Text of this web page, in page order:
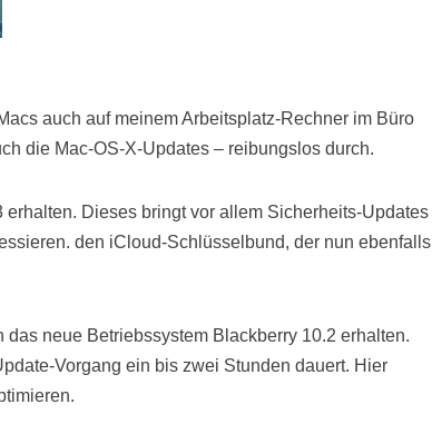
auch auf meinem Arbeitsplatz-Rechner im Büro
die Mac-OS-X-Updates – reibungslos durch.
Dieses bringt vor allem Sicherheits-Updates
den iCloud-Schlüsselbund, der nun ebenfalls
neue Betriebssystem Blackberry 10.2 erhalten.
Vorgang ein bis zwei Stunden dauert. Hier